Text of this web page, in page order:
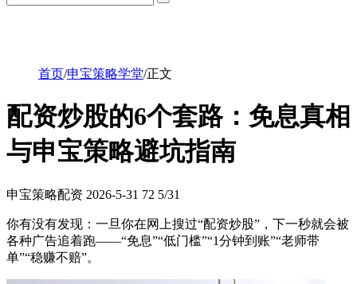
首页/申宝策略学堂/正文
配资炒股的6个套路：免息真相
与申宝策略避坑指南
申宝策略配资 2026-5-31 72 5/31
你有没有发现：一旦你在网上搜过“配资炒股”，下一秒就会被
各种广告追着跑——“免息”“低门槛”“1分钟到账”“老师带
单”“稳赚不赔”。